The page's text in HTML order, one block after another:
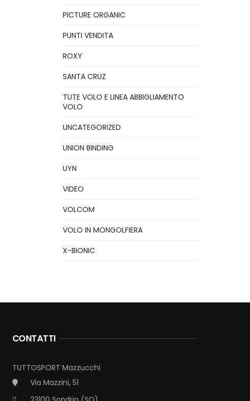
PICTURE ORGANIC
PUNTI VENDITA
ROXY
SANTA CRUZ
TUTE VOLO E LINEA ABBIGLIAMENTO
VOLO
UNCATEGORIZED
UNION BINDING
UYN
VIDEO
VOLCOM
VOLO IN MONGOLFIERA
X-BIONIC
CONTATTI
TUTTOSPORT Mazzucchi
Via Mazzini, 51